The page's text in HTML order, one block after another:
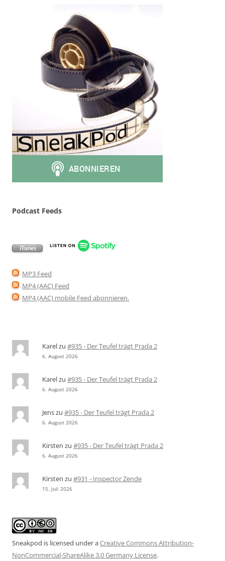
Podcast Feeds
MP3 Feed
MP4 (AAC) Feed
MP4 (AAC) mobile Feed abonnieren.
Karelzu #935 - Der Teufel trägt Prada 2
6. August 2026
Karelzu #935 - Der Teufel trägt Prada 2
6. August 2026
Jenszu #935 - Der Teufel trägt Prada 2
6. August 2026
Kirsten zu #935 - Der Teufel trägt Prada 2
6. August 2026
Kirsten zu #931 - Inspector Zende
15. Juli 2026
Sneakpod is licensed under aCreative Commons Attribution-
NonCommercial-ShareAlike 3.0 Germany License.